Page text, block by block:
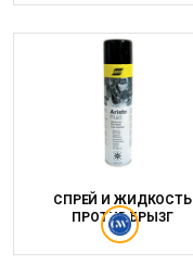
СПРЕЙ И ЖИДКОСТЬ
ПРОТИВ БРЫЗГ